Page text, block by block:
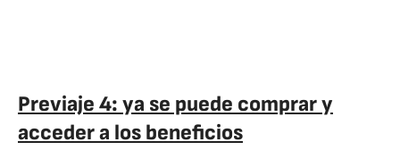
Previaje 4: ya se puede comprar y
acceder a los beneficios